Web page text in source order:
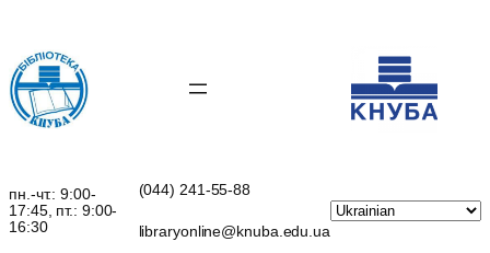
вмісту
пн.-чт.: 9:00-
17:45, пт.: 9:00-
16:30
(044) 241-55-88
libraryonline@knuba.edu.ua